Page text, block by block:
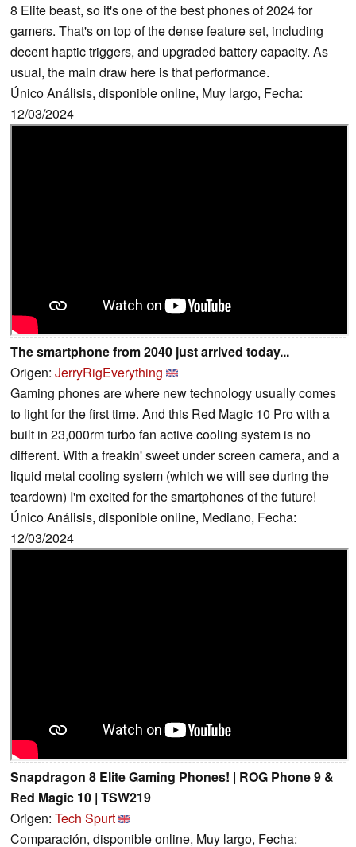
8 Elite beast, so it's one of the best phones of 2024 for
gamers. That's on top of the dense feature set, including
decent haptic triggers, and upgraded battery capacity. As
usual, the main draw here is that performance.
Único Análisis, disponible online, Muy largo, Fecha:
12/03/2024
The smartphone from 2040 just arrived today...
Origen: JerryRigEverything
Gaming phones are where new technology usually comes
to light for the first time. And this Red Magic 10 Pro with a
built in 23,000rm turbo fan active cooling system is no
different. With a freakin' sweet under screen camera, and a
liquid metal cooling system (which we will see during the
teardown) I'm excited for the smartphones of the future!
Único Análisis, disponible online, Mediano, Fecha:
12/03/2024
Snapdragon 8 Elite Gaming Phones! | ROG Phone 9 &
Red Magic 10 | TSW219
Origen: Tech Spurt
Comparación, disponible online, Muy largo, Fecha: